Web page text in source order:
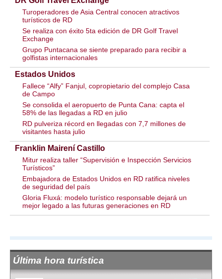
Turoperadores de Asia Central conocen atractivos
turísticos de RD
Se realiza con éxito 5ta edición de DR Golf Travel
Exchange
Grupo Puntacana se siente preparado para recibir a
golfistas internacionales
Estados Unidos
Fallece “Alfy” Fanjul, copropietario del complejo Casa
de Campo
Se consolida el aeropuerto de Punta Cana: capta el
58% de las llegadas a RD en julio
RD pulveriza récord en llegadas con 7,7 millones de
visitantes hasta julio
Franklin Mairení Castillo
Mitur realiza taller “Supervisión e Inspección Servicios
Turísticos”
Embajadora de Estados Unidos en RD ratifica niveles
de seguridad del país
Gloria Fluxá: modelo turístico responsable dejará un
mejor legado a las futuras generaciones en RD
Última hora turística